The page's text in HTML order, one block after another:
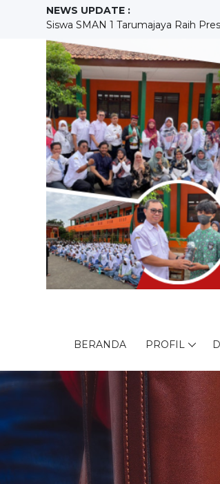
NEWS UPDATE :
SMAN 1 Tarumajaya Siap Sambut
Peringatan Hari Kebangkitan
Pelaksanaan In House Training Ke-5
LITERASI "BAHAYA ROKOK
Penerimaan Peserta Didik Baru
Pemuda sadar hukum, SMAN 1
IHT Asesmen dan Pelaporan Pada
Cintai Bahasa Indonesia, Lestarikan
SMAN 1 Tarumajaya Gelar Kerja
Siswa SMAN 1 Tarumajaya Raih
BERANDA PROFIL